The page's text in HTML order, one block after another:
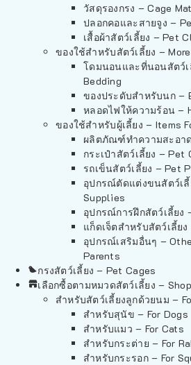
วัสดุรองกรง – Cage
ปลอกคอและสายจูง –
เสื้อผ้าสัตว์เลี้ยง – Pet
ของใช้สำหรับสัตว์เลี้ยง –
โดมนอนและที่นอนสัตว์
Bedding
ของประดับสำหรับนก –
หลอดไฟให้ความร้อน –
ของใช้สำหรับผู้เลี้ยง – Items
ผลิตภัณฑ์ทำความสะอา
กระเป๋าสัตว์เลี้ยง – Pet
รถเข็นสัตว์เลี้ยง – Pet
อุปกรณ์ตัดแต่งขนสัตว์เลี้
Supplies
อุปกรณ์การฝึกสัตว์เลี้ยง
แก็ดเจ็ตสำหรับสัตว์เลี้ย
อุปกรณ์เสริมอื่นๆ –
Parents
กรงสัตว์เลี้ยง – Pet Cages
เลือกซื้อตามหมวดสัตว์เลี้ยง –
สำหรับสัตว์เลี้ยงลูกด้วยนม –
สำหรับสุนัข – For Dogs
สำหรับแมว – For Cats
สำหรับกระต่าย – For
สำหรับกระรอก – For